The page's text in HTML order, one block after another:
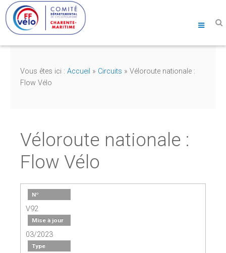
Vous êtes ici : Accueil » Circuits » Véloroute nationale :
Flow Vélo
Véloroute nationale :
Flow Vélo
Nº
V92
Mise à jour
03/2023
Type